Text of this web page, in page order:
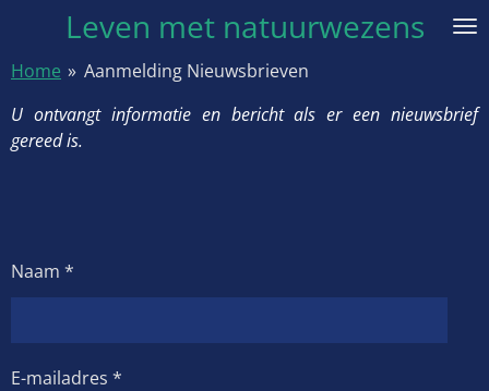
naar
hoofdinhoud
Leven met natuurwezens
Home » Aanmelding Nieuwsbrieven
U ontvangt informatie en bericht als er een nieuwsbrief
gereed is.
Naam *
E-mailadres *